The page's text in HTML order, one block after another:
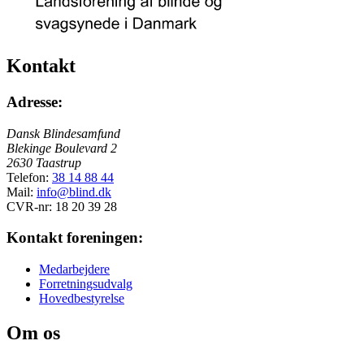
Kontakt
Adresse:
Dansk Blindesamfund
Blekinge Boulevard 2
2630 Taastrup
Telefon: 38 14 88 44
Mail: info@blind.dk
CVR-nr: 18 20 39 28
Kontakt foreningen:
Medarbejdere
Forretningsudvalg
Hovedbestyrelse
Om os